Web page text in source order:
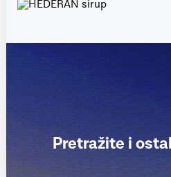
Pretražite i